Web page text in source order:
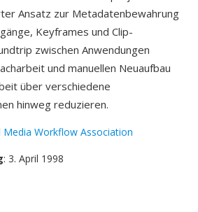
Ansatz zur Metadatenbewahrung
Keyframes und Clip-
zwischen Anwendungen
und manuellen Neuaufbau
über verschiedene
hinweg reduzieren.
Media Workflow Association
: 3. April 1998